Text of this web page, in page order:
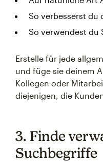
So verbesserst du
So verwendest du
Erstelle für jede
und füge sie deinem
Kollegen oder
diejenigen, die
3. Finde
Suchbegriffe